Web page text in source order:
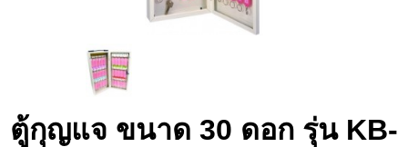
ตู้กุญแจ ขนาด 30 ดอก รุ่น KB-